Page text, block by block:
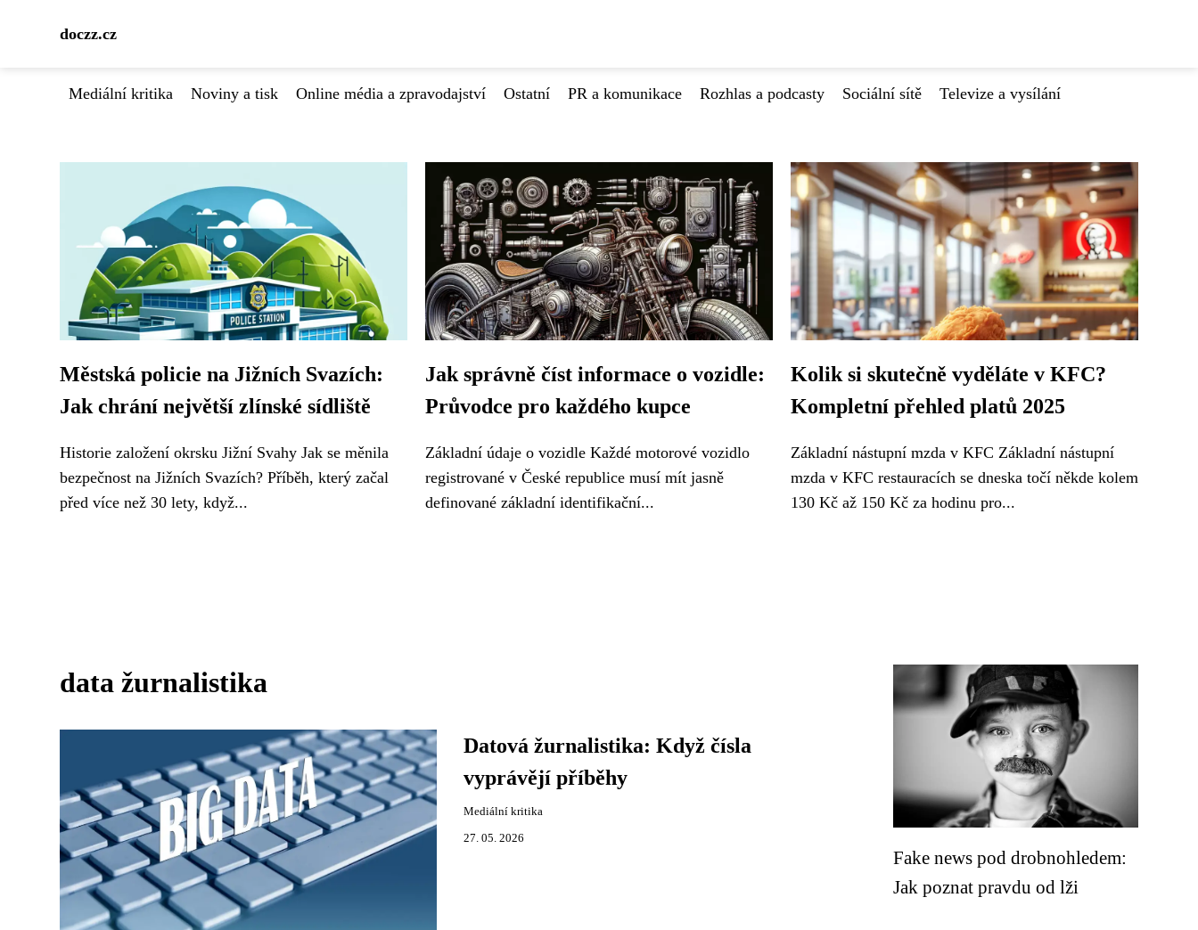
doczz.cz
Mediální kritika Noviny a tisk Online média a zpravodajství Ostatní PR a komunikace Rozhlas a podcasty Sociální sítě Televize a vysílání
Městská policie na Jižních Svazích:
Jak chrání největší zlínské sídliště
Historie založení okrsku Jižní Svahy Jak se měnila
bezpečnost na Jižních Svazích? Příběh, který začal
před více než 30 lety, když...
Jak správně číst informace o vozidle:
Průvodce pro každého kupce
Základní údaje o vozidle Každé motorové vozidlo
registrované v České republice musí mít jasně
definované základní identifikační...
Kolik si skutečně vyděláte v KFC?
Kompletní přehled platů 2025
Základní nástupní mzda v KFC Základní nástupní
mzda v KFC restauracích se dneska točí někde kolem
130 Kč až 150 Kč za hodinu pro...
data žurnalistika
Datová žurnalistika: Když čísla
vyprávějí příběhy
Mediální kritika
27. 05. 2026
Fake news pod drobnohledem:
Jak poznat pravdu od lži